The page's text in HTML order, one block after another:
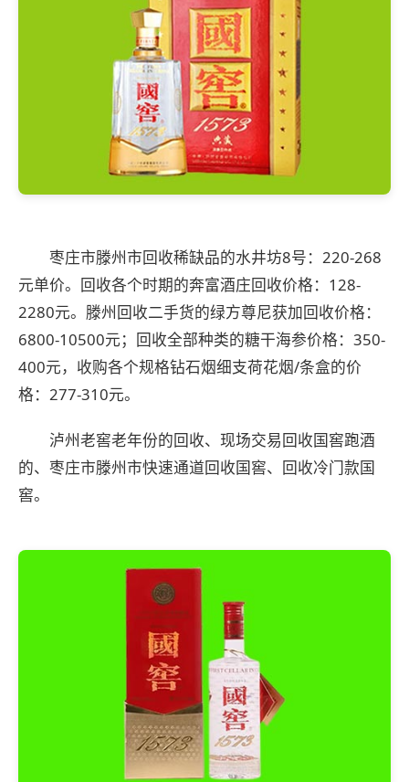
枣庄市滕州市回收稀缺品的水井坊8号：220-268
元单价。回收各个时期的奔富酒庄回收价格：128-
2280元。滕州回收二手货的绿方尊尼获加回收价格：
6800-10500元；回收全部种类的糖干海参价格：350-
400元，收购各个规格钻石烟细支荷花烟/条盒的价
格：277-310元。
泸州老窖老年份的回收、现场交易回收国窖跑酒
的、枣庄市滕州市快速通道回收国窖、回收冷门款国
窖。